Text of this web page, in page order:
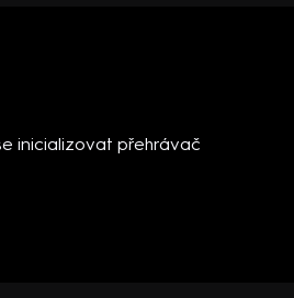
inicializovat přehrávač